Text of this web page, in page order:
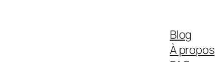
Blog
À propos